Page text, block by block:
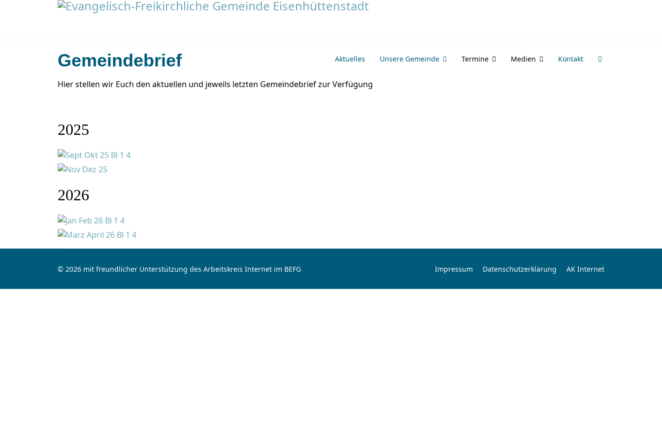
Aktuelles Unsere Gemeinde Termine Medien Kontakt
Gemeindebrief
Hier stellen wir Euch den aktuellen und jeweils letzten Gemeindebrief zur Verfügung
2025
2026
© 2026 mit freundlicher Unterstützung des Arbeitskreis Internet im BEFG Impressum Datenschutzerklärung AK Internet